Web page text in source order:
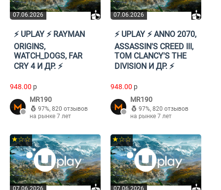
07.06.2026
⚡️ UPLAY ⚡️ RAYMAN
ORIGINS,
WATCH_DOGS, FAR
CRY 4 И ДР. ⚡️
948.00 p
MR190
97%, 820 отзывов
на рынке 7 лет
07.06.2026
⚡️ UPLAY ⚡️ ANNO 2070,
ASSASSIN'S CREED III,
TOM CLANCY'S THE
DIVISION И ДР. ⚡️
948.00 p
MR190
97%, 820 отзывов
на рынке 7 лет
★☆☆ ★☆☆